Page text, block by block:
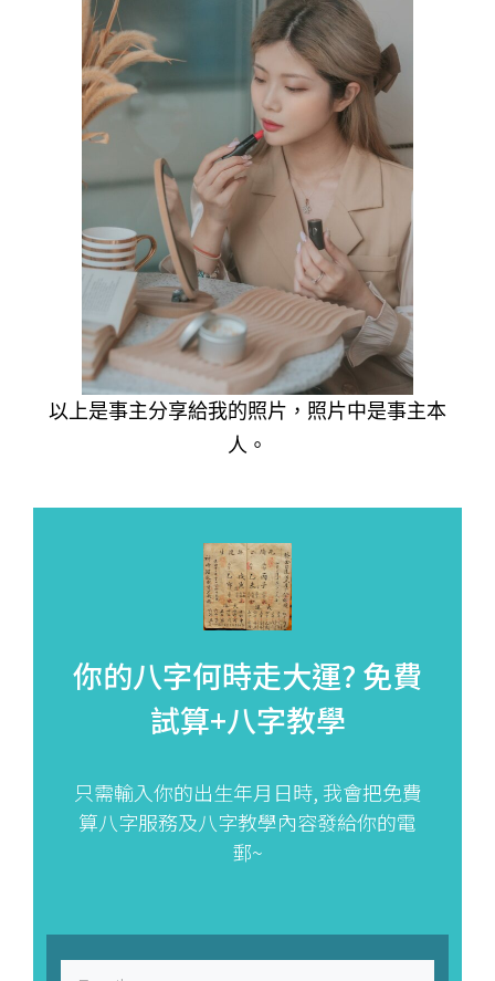
以上是事主分享給我的照片，照片中是事主本
人。
你的八字何時走大運? 免費
試算+八字教學
只需輸入你的出生年月日時, 我會把免費
算八字服務及八字教學內容發給你的電
郵~